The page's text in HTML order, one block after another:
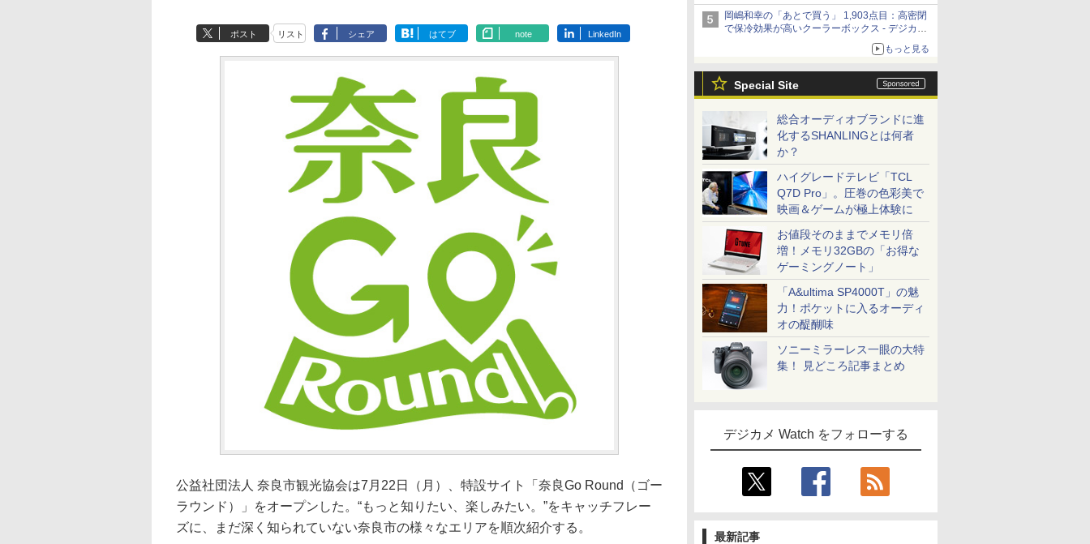
岡嶋和幸の「あとで買う」 1,903点目：高密閉
で保冷効果が高いクーラーボックス - デジカメ
もっと見る
Special Site
総合オーディオブランドに進
化するSHANLINGとは何者
か？
ハイグレードテレビ「TCL
Q7D Pro」。圧巻の色彩美で
映画＆ゲームが極上体験に
お値段そのままでメモリ倍
増！メモリ32GBの「お得な
ゲーミングノート」
「A&ultima SP4000T」の魅
力！ポケットに入るオーディ
オの醍醐味
ソニーミラーレス一眼の大特
集！ 見どころ記事まとめ
デジカメ Watch をフォローする
最新記事
ポスト リスト シェア はてブ note LinkedIn
公益社団法人 奈良市観光協会は7月22日（月）、特設サイト「奈良Go Round（ゴー
ラウンド）」をオープンした。“もっと知りたい、楽しみたい。”をキャッチフレー
ズに、まだ深く知られていない奈良市の様々なエリアを順次紹介する。